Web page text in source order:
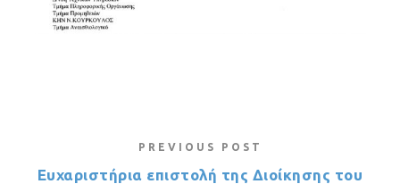
PREVIOUS POST
Ευχαριστήρια επιστολή της Διοίκησης του